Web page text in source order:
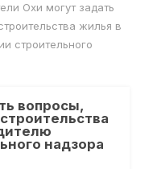
Охи могут задать
жилья в
строительного
вопросы,
надзора